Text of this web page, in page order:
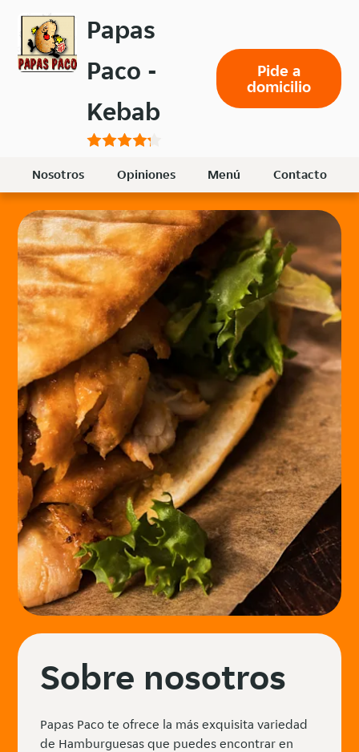
menú
principal
Papas
Paco -
Kebab
Pide a
domicilio
Nosotros Opiniones Menú Contacto
Sobre nosotros
Papas Paco te ofrece la más exquisita variedad
de Hamburguesas que puedes encontrar en